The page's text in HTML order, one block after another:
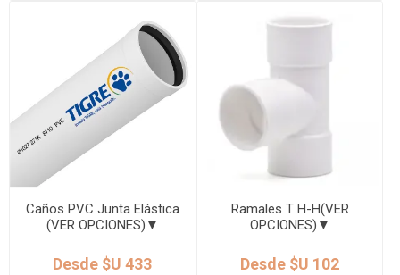
Caños PVC Junta Elástica
(VER OPCIONES)▼
Desde $U 433
Ramales T H-H(VER
OPCIONES)▼
Desde $U 102